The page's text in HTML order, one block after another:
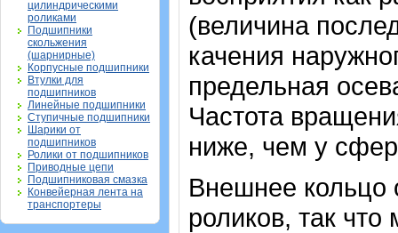
цилиндрическими
роликами
Подшипники
скольжения
(шарнирные)
Корпусные подшипники
Втулки для
подшипников
Линейные подшипники
Ступичные подшипники
Шарики от
подшипников
Ролики от подшипников
Приводные цепи
Подшипниковая смазка
Конвейерная лента на
транспортеры
(величина
качения
предельная
Частота
ниже, чем у
Внешнее кольцо
роликов, так